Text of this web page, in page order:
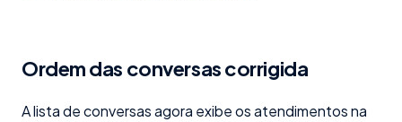
Ordem das conversas corrigida
A lista de conversas agora exibe os atendimentos na